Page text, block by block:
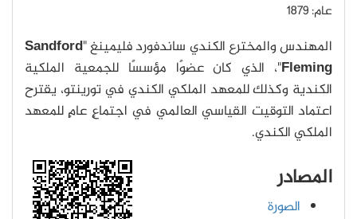
عام: 1879
المهندس والمخترع الكندي ساندفورد فليمينغ "Sandford
Fleming"، الذي كان عضوًا مؤسسًا للجمعية الملكية
الكندية وكذلك للمعهد الملكي الكندي في تورينتو، يقترح
اعتماد التوقيت القياسي العالمي في اجتماعٍ عامٍ للمعهد
الملكي الكندي.
المصادر
الصورة